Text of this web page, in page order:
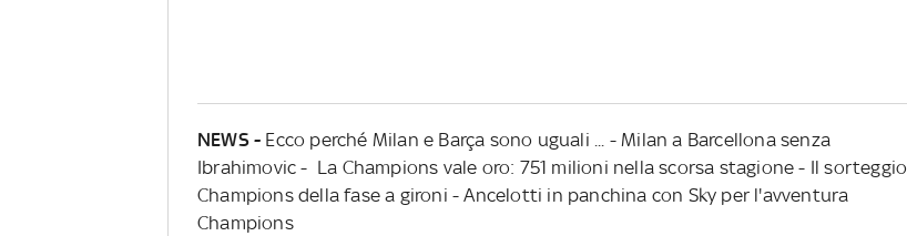
NEWS - Ecco perché Milan e Barça sono uguali ... - Milan a Barcellona senza
Ibrahimovic - La Champions vale oro: 751 milioni nella scorsa stagione - Il sorteggio
Champions della fase a gironi - Ancelotti in panchina con Sky per l'avventura
Champions